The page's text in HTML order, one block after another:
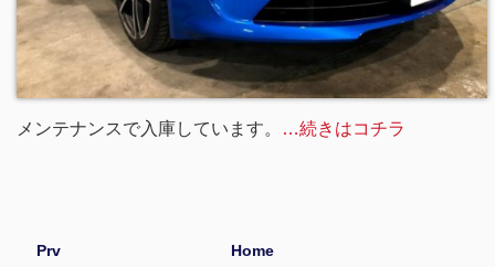
メンテナンスで入庫しています。 …続きはコチラ
Prv Home